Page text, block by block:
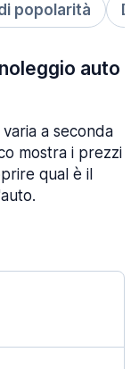
popolarità
auto
a seconda
mostra i prezzi
qual è il